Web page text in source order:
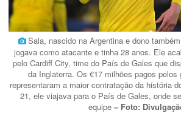
Sala, nascido na Argentina e dono
jogava como atacante e tinha 28 anos. Ele
pelo Cardiff City, time do País de Gales que
da Inglaterra. Os €17 milhões pagos pelos
representaram a maior contratação da história
21, ele viajava para o País de Gales, onde
equipe – Foto: